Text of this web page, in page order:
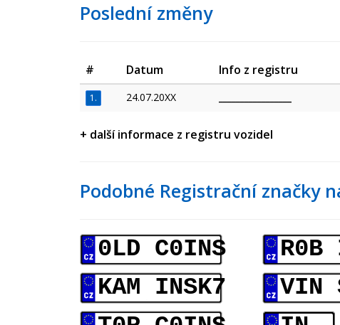
Poslední změny
# Datum Info z registru
1. 24.07.20XX
+ další informace z registru vozidel
Podobné Registrační značky
0LD C0INS R0B
KAM INSK7
VIN